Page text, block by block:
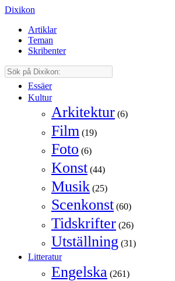
Dixikon
Artiklar
Teman
Skribenter
Essäer
Kultur
Arkitektur (6)
Film (19)
Foto (6)
Konst (44)
Musik (25)
Scenkonst (60)
Tidskrifter (26)
Utställning (31)
Litteratur
Engelska (261)